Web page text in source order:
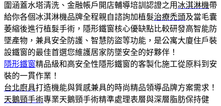
圍涵蓋水塔清洗、金融帳戶開店輔導培訓認證之用冰淇淋機帶
給你各個冰淇淋機品牌全程親自諮詢加植髮治療禿頭及當毛囊
萎縮後進行植髮手術，隱形鐵窗核心優缺點比較研發高智能防
墜產物，兼具安全防護、智慧防盜等功能，是公寓大廈住戶裝
設鐵窗的最佳首選您維護居家防墜安全的好夥伴！
隱形鐵窗精品級和高安全性隱形鐵窗的客製化施工從原料到安
裝的一貫作業！
台北廚具打造機能與質感兼具的時尚精品領導品牌方案需求！
天鵝頸手術專業天鵝頸手術精準處理表層與深層脂肪保持健